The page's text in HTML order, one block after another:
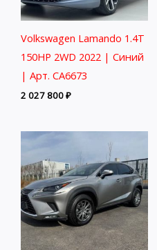
Volkswagen Lamando 1.4T
150HP 2WD 2022 | Синий
| Арт. CA6673
2 027 800₽